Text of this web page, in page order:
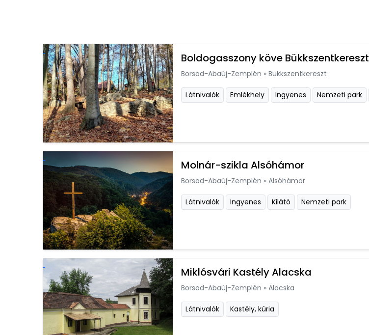
Boldogasszony köve Bükkszentkereszt
Borsod-Abaúj-Zemplén » Bükkszentkereszt
Látnivalók Emlékhely Ingyenes Nemzeti park
Molnár-szikla Alsóhámor
Borsod-Abaúj-Zemplén » Alsóhámor
Látnivalók Ingyenes Kilátó Nemzeti park
Miklósvári Kastély Alacska
Borsod-Abaúj-Zemplén » Alacska
Látnivalók Kastély, kúria